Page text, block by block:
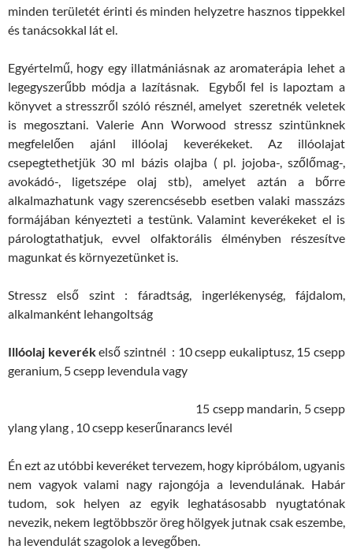
minden területét érinti és minden helyzetre hasznos tippekkel
és tanácsokkal lát el.
Egyértelmű, hogy egy illatmániásnak az aromaterápia lehet a
legegyszerűbb módja a lazításnak. Egyből fel is lapoztam a
könyvet a stresszről szóló résznél, amelyet szeretnék veletek
is megosztani. Valerie Ann Worwood stressz szintünknek
megfelelően ajánl illóolaj keverékeket. Az illóolajat
csepegtethetjük 30 ml bázis olajba ( pl. jojoba-, szőlőmag-,
avokádó-, ligetszépe olaj stb), amelyet aztán a bőrre
alkalmazhatunk vagy szerencsésebb esetben valaki masszázs
formájában kényezteti a testünk. Valamint keverékeket el is
párologtathatjuk, evvel olfaktorális élményben részesítve
magunkat és környezetünket is.
Stressz első szint : fáradtság, ingerlékenység, fájdalom,
alkalmanként lehangoltság
Illóolaj keverékelső szintnél : 10 csepp eukaliptusz, 15 csepp
geranium, 5 csepp levendula vagy
15 csepp mandarin, 5 csepp
ylang ylang , 10 csepp keserűnarancs levél
Én ezt az utóbbi keveréket tervezem, hogy kipróbálom, ugyanis
nem vagyok valami nagy rajongója a levendulának. Habár
tudom, sok helyen az egyik leghatásosabb nyugtatónak
nevezik, nekem legtöbbször öreg hölgyek jutnak csak eszembe,
ha levendulát szagolok a levegőben.